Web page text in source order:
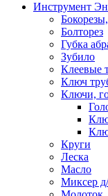
Инструмент
Болторез
Губка
Зубило
Клеевые
Ключ
Ключи,
Круги
Леска
Масло
Миксер